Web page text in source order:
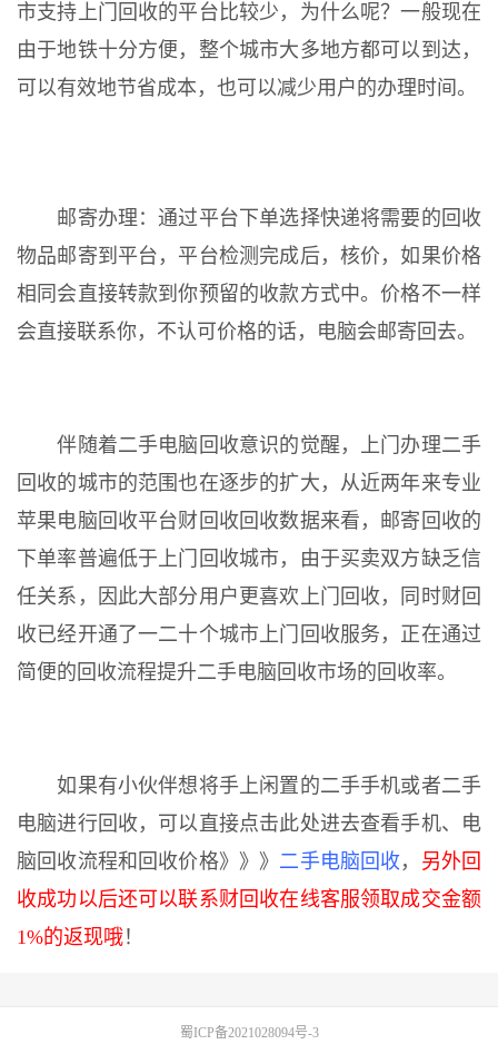
市支持上门回收的平台比较少，为什么呢？一般现在
由于地铁十分方便，整个城市大多地方都可以到达，
可以有效地节省成本，也可以减少用户的办理时间。
邮寄办理：通过平台下单选择快递将需要的回收
物品邮寄到平台，平台检测完成后，核价，如果价格
相同会直接转款到你预留的收款方式中。价格不一样
会直接联系你，不认可价格的话，电脑会邮寄回去。
伴随着二手电脑回收意识的觉醒，上门办理二手
回收的城市的范围也在逐步的扩大，从近两年来专业
苹果电脑回收平台财回收回收数据来看，邮寄回收的
下单率普遍低于上门回收城市，由于买卖双方缺乏信
任关系，因此大部分用户更喜欢上门回收，同时财回
收已经开通了一二十个城市上门回收服务，正在通过
简便的回收流程提升二手电脑回收市场的回收率。
如果有小伙伴想将手上闲置的二手手机或者二手
电脑进行回收，可以直接点击此处进去查看手机、电
脑回收流程和回收价格》》》 二手电脑回收， 另外回
收成功以后还可以联系财回收在线客服领取成交金额
1%的返现哦！
蜀ICP备2021028094号-3